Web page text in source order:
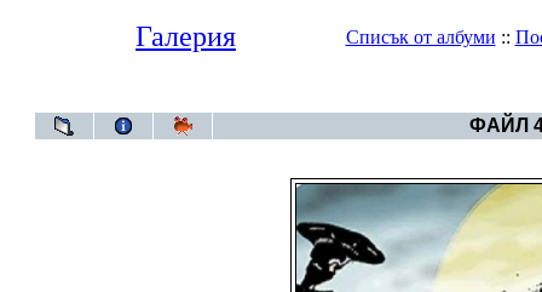
Галерия Списък от албуми ::
ФАЙЛ 4